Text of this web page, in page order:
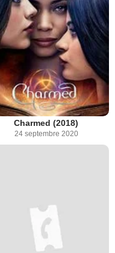
Charmed (2018)
24 septembre 2020